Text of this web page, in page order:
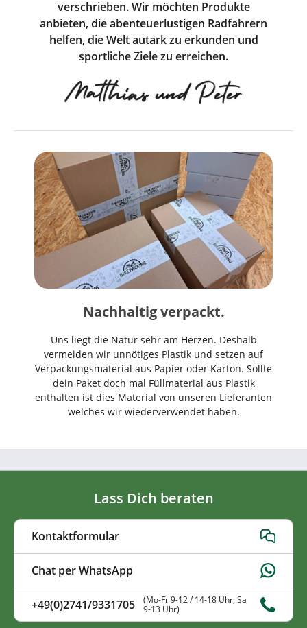
verschrieben. Wir möchten Produkte
anbieten, die abenteuerlustigen Radfahrern
helfen, die Welt autark zu erkunden und
sportliche Ziele zu erreichen.
Nachhaltig verpackt.
Uns liegt die Natur sehr am Herzen. Deshalb
vermeiden wir unnötiges Plastik und setzen auf
Verpackungsmaterial aus Papier oder Karton. Sollte
dein Paket doch mal Füllmaterial aus Plastik
enthalten ist dies Material von unseren Lieferanten
welches wir wiederverwendet haben.
Lass Dich beraten
Kontaktformular
Chat per WhatsApp
+49(0)2741/9331705
(Mo-Fr 9-12 / 14-18 Uhr, Sa
9-13 Uhr)